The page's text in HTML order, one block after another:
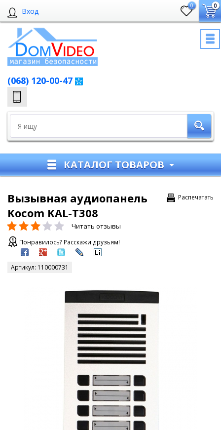
Вход
0 0
(068) 120-00-47
КАТАЛОГ ТОВАРОВ
Распечатать
Вызывная аудиопанель
Kocom KAL-T308
Читать отзывы
Понравилось? Расскажи друзьям!
Артикул: 110000731